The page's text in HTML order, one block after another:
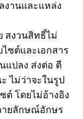
งานและแหล่ง
สงวนสิทธิ์ไม่
ซต์และเอกสาร
แปลง ส่งต่อ ตี
ไม่ว่าจะในรูป
ต์ โดยไม่อ้างอิง
ายลักษณ์อักษร